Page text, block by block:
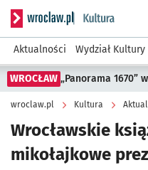
Serwis informacyjny
Aktualności Wydział Kultury
WROCŁAW „Panorama 1670”
wroclaw.pl Kultura
Wrocławskie
mikołajkowe